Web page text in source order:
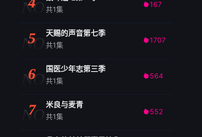
NO共1集
167
NO
5 天赐的声音第七季
共1集
1707
NO
6 国医少年志第三季
共1集
 564
NO
7 米良与麦青
共1集
 552